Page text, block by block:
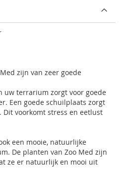
zijn van zeer goede
uw terrarium zorgt voor goede
Een goede schuilplaats zorgt
Dit voorkomt stress en eetlust
een mooie, natuurlijke
De planten van Zoo Med zijn
ze er natuurlijk en mooi uit